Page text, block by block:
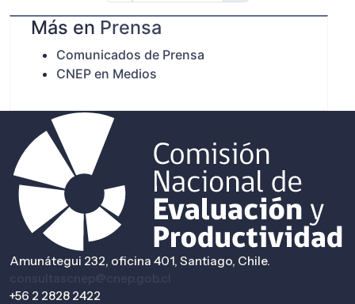
Más en Prensa
Comunicados de Prensa
CNEP en Medios
Amunátegui 232, oficina 401, Santiago, Chile.
consultascnep@cnep.gob.cl
+56 2 2828 2422